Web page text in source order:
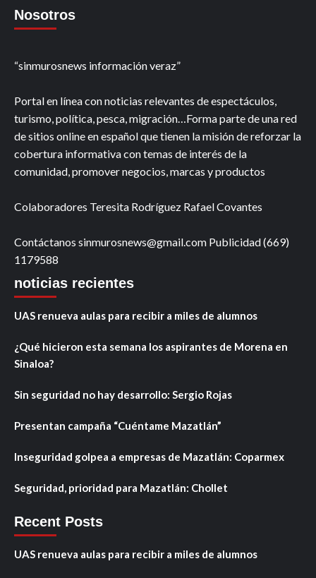
Nosotros
“sinmurosnews información veraz”
Portal en línea con noticias relevantes de espectáculos,
turismo, política, pesca, migración…Forma parte de una red
de sitios online en español que tienen la misión de reforzar la
cobertura informativa con temas de interés de la
comunidad, promover negocios, marcas y productos
Colaboradores Teresita Rodríguez Rafael Covantes
Contáctanos sinmurosnews@gmail.com Publicidad (669)
1179588
noticias recientes
UAS renueva aulas para recibir a miles de alumnos
¿Qué hicieron esta semana los aspirantes de Morena en
Sinaloa?
Sin seguridad no hay desarrollo: Sergio Rojas
Presentan campaña “Cuéntame Mazatlán”
Inseguridad golpea a empresas de Mazatlán: Coparmex
Seguridad, prioridad para Mazatlán: Chollet
Recent Posts
UAS renueva aulas para recibir a miles de alumnos